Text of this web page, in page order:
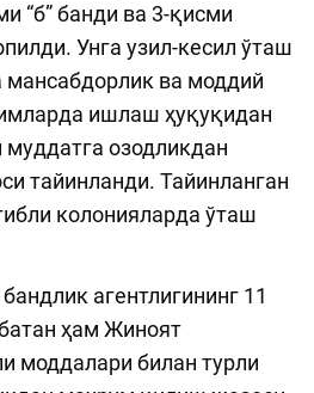
“б” банди ва 3-қисми
Унга узил-кесил ўташ
мансабдорлик ва моддий
ишлаш ҳуқуқидан
озодликдан
тайинланди. Тайинланган
колонияларда ўташ
агентлигининг 11
ҳам Жиноят
моддалари билан турли